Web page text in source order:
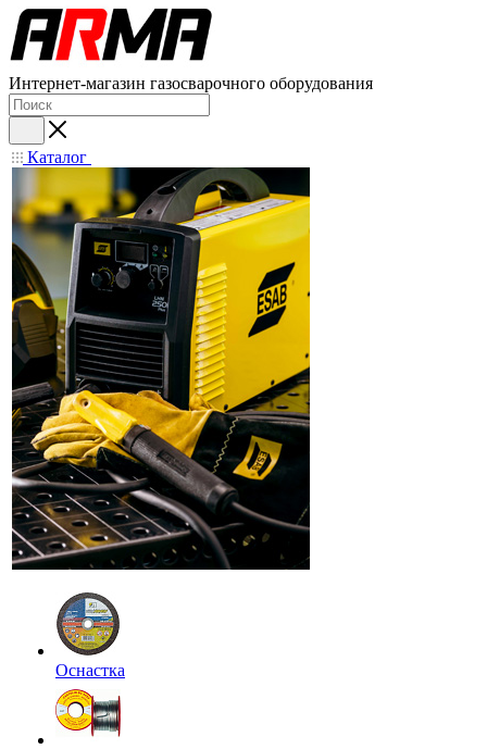
Интернет-магазин газосварочного оборудования
Каталог
Оснастка